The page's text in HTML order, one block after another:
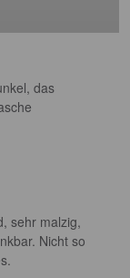
das
sehr malzig,
Nicht so